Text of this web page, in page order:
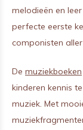
melodieën en
perfecte eerste
componisten
De muziekboeken
kinderen kennis
muziek. Met